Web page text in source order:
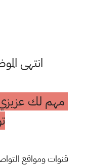
انتهى
مهم لك عزيزي
قنوات ومواقع